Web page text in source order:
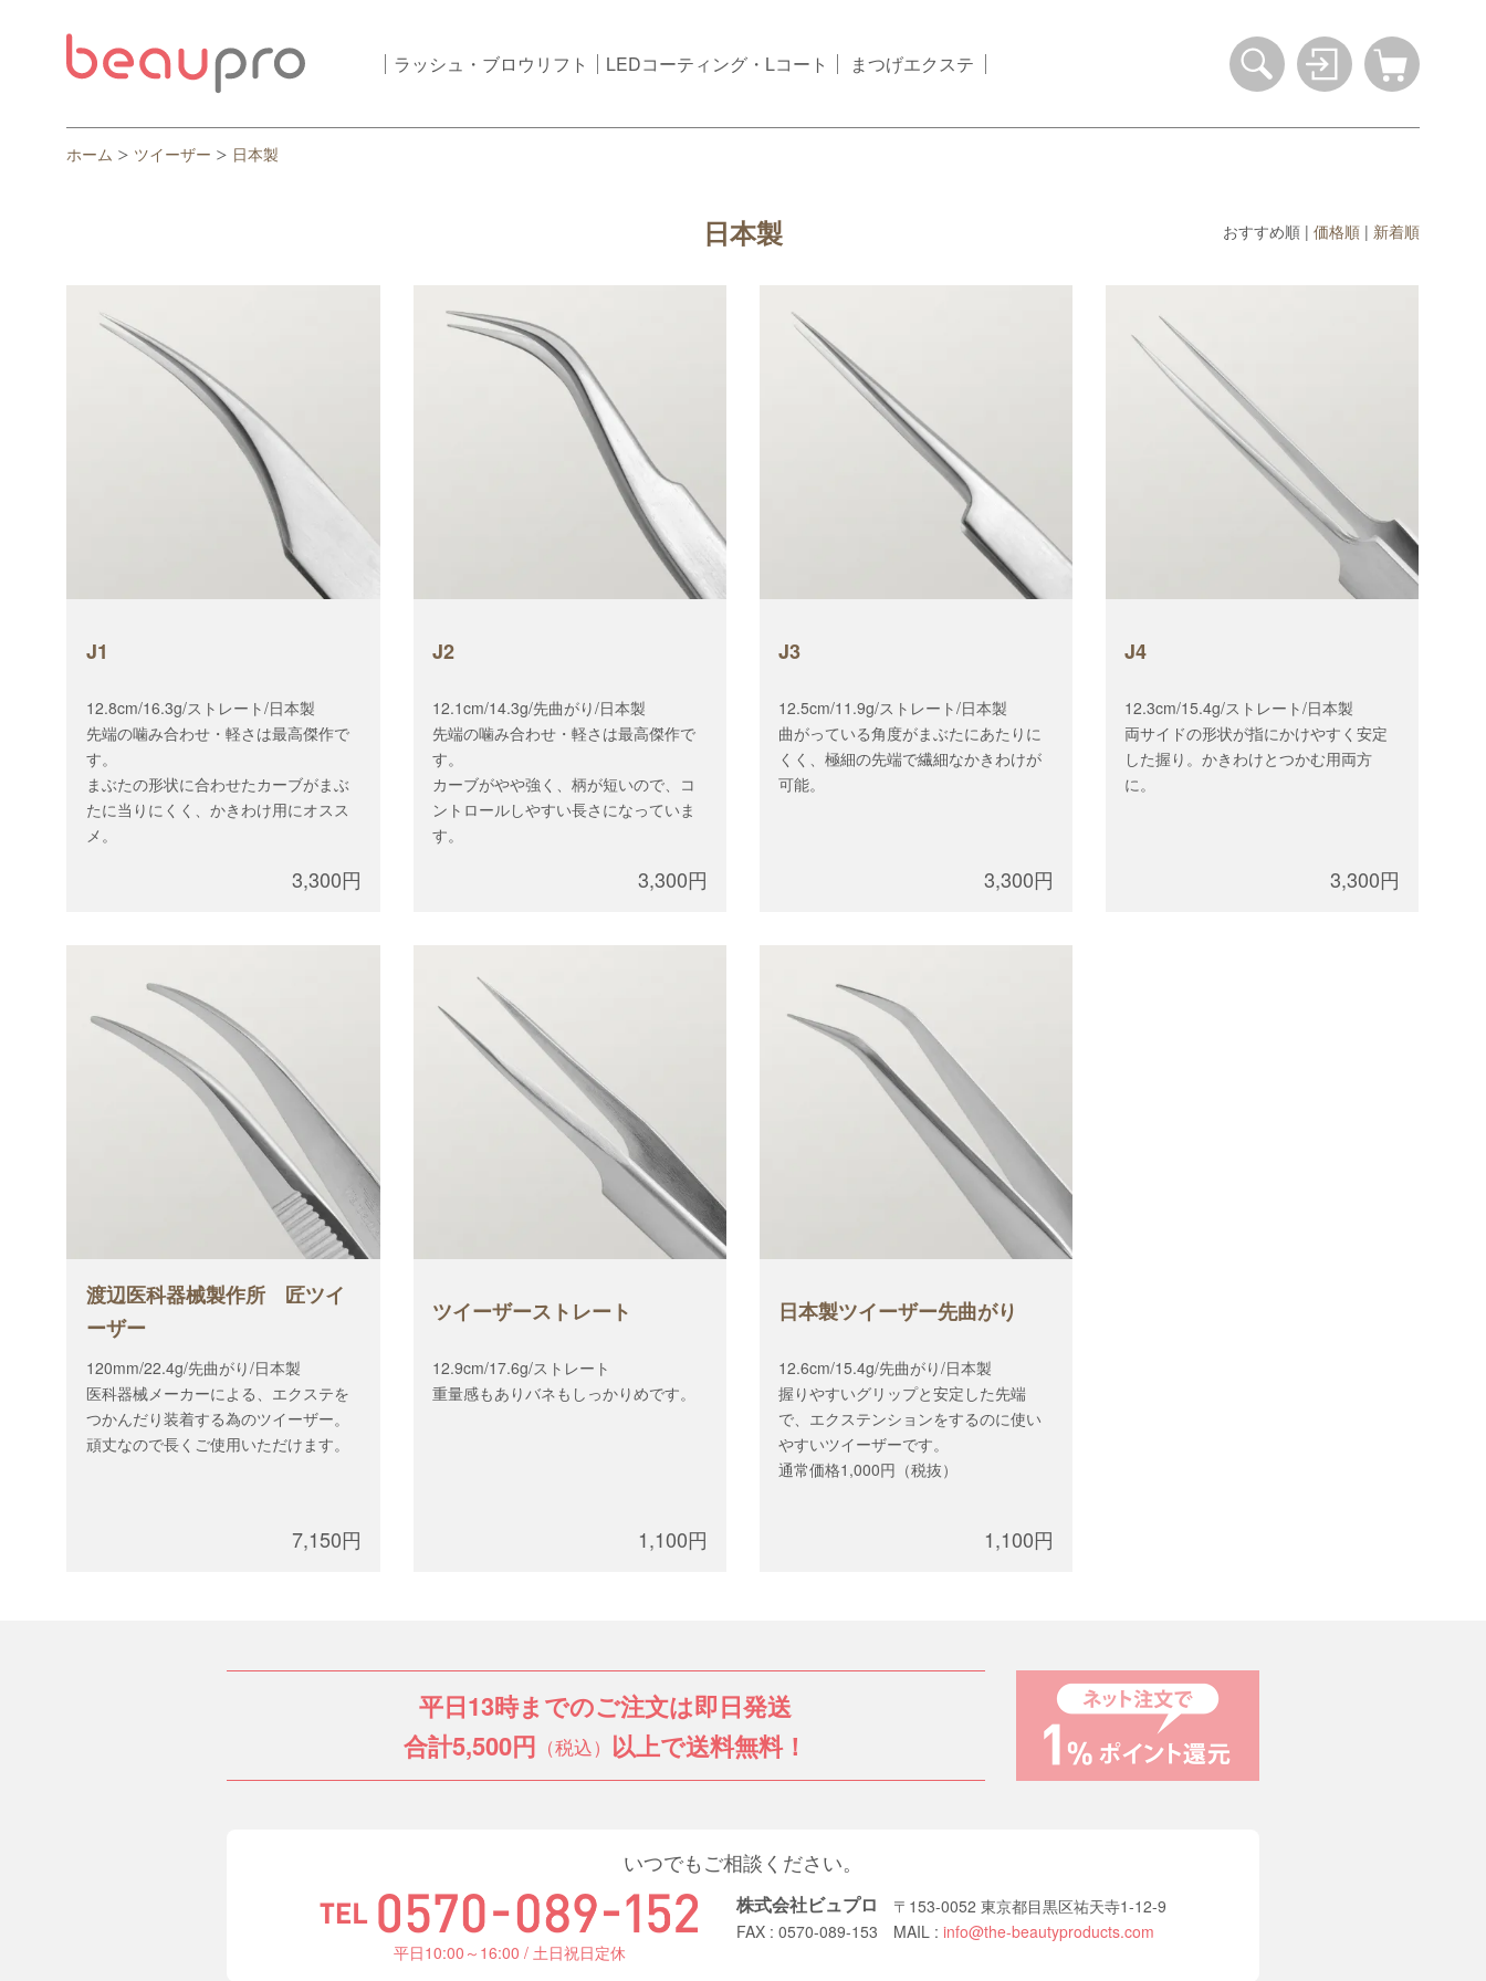
ラッシュ・ブロウリフト LEDコーティング・Lコート まつげエクステ
ホーム ツイーザー 日本製
日本製 おすすめ順| 価格順| 新着順
J1
12.8cm/16.3g/ストレート/日本製
先端の噛み合わせ・軽さは最高傑作で
す。
まぶたの形状に合わせたカーブがまぶ
たに当りにくく、かきわけ用にオスス
メ。
3,300円
J2
12.1cm/14.3g/先曲がり/日本製
先端の噛み合わせ・軽さは最高傑作で
す。
カーブがやや強く、柄が短いので、コ
ントロールしやすい長さになっていま
す。
3,300円
J3
12.5cm/11.9g/ストレート/日本製
曲がっている角度がまぶたにあたりに
くく、極細の先端で繊細なかきわけが
可能。
3,300円
J4
12.3cm/15.4g/ストレート/日本製
両サイドの形状が指にかけやすく安定
した握り。かきわけとつかむ用両方
に。
3,300円
渡辺医科器械製作所 匠ツイ
ーザー
120mm/22.4g/先曲がり/日本製
医科器械メーカーによる、エクステを
つかんだり装着する為のツイーザー。
頑丈なので長くご使用いただけます。
7,150円
ツイーザーストレート
12.9cm/17.6g/ストレート
重量感もありバネもしっかりめです。
1,100円
日本製ツイーザー先曲がり
12.6cm/15.4g/先曲がり/日本製
握りやすいグリップと安定した先端
で、エクステンションをするのに使い
やすいツイーザーです。
通常価格1,000円（税抜）
1,100円
平日13時までのご注文は即日発送
合計5,500円 （税込） 以上で送料無料！
いつでもご相談ください。
平日10:00～16:00 / 土日祝日定休
株式会社ビュプロ
〒153-0052 東京都目黒区祐天寺1-12-9
FAX : 0570-089-153
MAIL : info@the-beautyproducts.com